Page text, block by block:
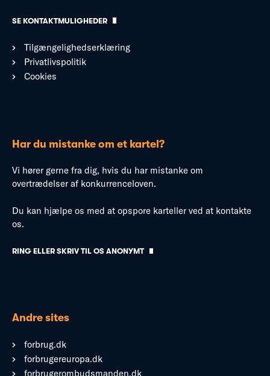
SE KONTAKTMULIGHEDER
Tilgængelighedserklæring
Privatlivspolitik
Cookies
Har du mistanke om et kartel?
Vi hører gerne fra dig, hvis du har mistanke om
overtrædelser af konkurrenceloven.
Du kan hjælpe os med at opspore karteller ved at kontakte
os.
RING ELLER SKRIV TIL OS ANONYMT
Andre sites
forbrug.dk
forbrugereuropa.dk
forbrugerombudsmanden.dk